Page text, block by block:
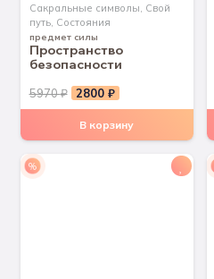
Сакральные символы, Свой
путь, Состояния
предмет силы
Пространство
безопасности
5970₽ Первоначальная
цена
составляла
5970 ₽.
2800 ₽ Текущая
цена:
2800 ₽.
В корзину
%